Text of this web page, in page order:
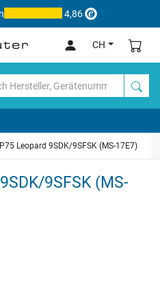
4,86
CH
Leopard 9SDK/9SFSK (MS-17E7)
9SFSK (MS-